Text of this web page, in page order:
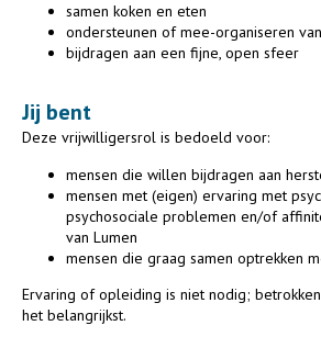
samen koken en eten
ondersteunen of mee-organiseren
bijdragen aan een fijne, open sfeer
Jij bent
Deze vrijwilligersrol is bedoeld voor:
mensen die willen bijdragen aan
mensen met (eigen) ervaring met
psychosociale problemen en/of
van Lumen
mensen die graag samen optrekken
Ervaring of opleiding is niet nodig;
het belangrijkst.